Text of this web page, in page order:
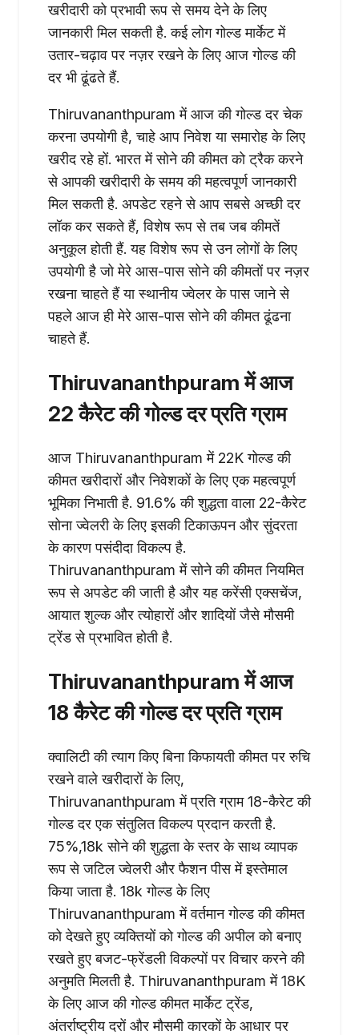
खरीदारी को प्रभावी रूप से समय देने के लिए
जानकारी मिल सकती है. कई लोग गोल्ड मार्केट में
उतार-चढ़ाव पर नज़र रखने के लिए आज गोल्ड की
दर भी ढूंढते हैं.
Thiruvananthpuram में आज की गोल्ड दर चेक
करना उपयोगी है, चाहे आप निवेश या समारोह के लिए
खरीद रहे हों. भारत में सोने की कीमत को ट्रैक करने
से आपकी खरीदारी के समय की महत्वपूर्ण जानकारी
मिल सकती है. अपडेट रहने से आप सबसे अच्छी दर
लॉक कर सकते हैं, विशेष रूप से तब जब कीमतें
अनुकूल होती हैं. यह विशेष रूप से उन लोगों के लिए
उपयोगी है जो मेरे आस-पास सोने की कीमतों पर नज़र
रखना चाहते हैं या स्थानीय ज्वेलर के पास जाने से
पहले आज ही मेरे आस-पास सोने की कीमत ढूंढना
चाहते हैं.
Thiruvananthpuram में आज
22 कैरेट की गोल्ड दर प्रति ग्राम
आज Thiruvananthpuram में 22K गोल्ड की
कीमत खरीदारों और निवेशकों के लिए एक महत्वपूर्ण
भूमिका निभाती है. 91.6% की शुद्धता वाला 22-कैरेट
सोना ज्वेलरी के लिए इसकी टिकाऊपन और सुंदरता
के कारण पसंदीदा विकल्प है.
Thiruvananthpuram में सोने की कीमत नियमित
रूप से अपडेट की जाती है और यह करेंसी एक्सचेंज,
आयात शुल्क और त्योहारों और शादियों जैसे मौसमी
ट्रेंड से प्रभावित होती है.
Thiruvananthpuram में आज
18 कैरेट की गोल्ड दर प्रति ग्राम
क्वालिटी की त्याग किए बिना किफायती कीमत पर रुचि
रखने वाले खरीदारों के लिए,
Thiruvananthpuram में प्रति ग्राम 18-कैरेट की
गोल्ड दर एक संतुलित विकल्प प्रदान करती है.
75%,18k सोने की शुद्धता के स्तर के साथ व्यापक
रूप से जटिल ज्वेलरी और फैशन पीस में इस्तेमाल
किया जाता है. 18k गोल्ड के लिए
Thiruvananthpuram में वर्तमान गोल्ड की कीमत
को देखते हुए व्यक्तियों को गोल्ड की अपील को बनाए
रखते हुए बजट-फ्रेंडली विकल्पों पर विचार करने की
अनुमति मिलती है. Thiruvananthpuram में 18K
के लिए आज की गोल्ड कीमत मार्केट ट्रेंड,
अंतर्राष्ट्रीय दरों और मौसमी कारकों के आधार पर